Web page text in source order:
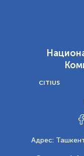
CITIUS
Адрес: